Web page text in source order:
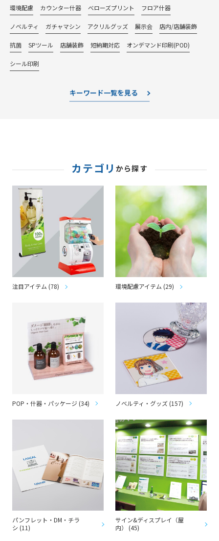
環境配慮 カウンター什器 べローズプリント フロア什器
ノベルティ ガチャマシン アクリルグッズ 展示会 店内/店舗装飾
抗菌 SPツール 店舗装飾 短納期対応 オンデマンド印刷(POD)
シール印刷
キーワード一覧を見る
カテゴリ から探す
注目アイテム (78) 環境配慮アイテム (29)
POP・什器・パッケージ (34) ノベルティ・グッズ (157)
パンフレット・DM・チラ
シ (11)
サイン&ディスプレイ（屋
内） (45)